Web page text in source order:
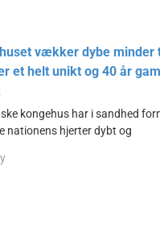
vækker dybe minder
et helt unikt og 40 år
kongehus har i sandhed
nationens hjerter dybt og